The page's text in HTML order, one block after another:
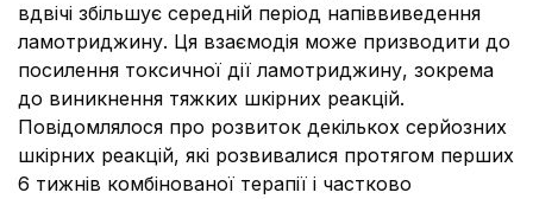
вдвічі збільшує середній період напіввиведення
ламотриджину. Ця взаємодія може призводити до
посилення токсичної дії ламотриджину, зокрема
до виникнення тяжких шкірних реакцій.
Повідомлялося про розвиток декількох серйозних
шкірних реакцій, які розвивалися протягом перших
6 тижнів комбінованої терапії і частково